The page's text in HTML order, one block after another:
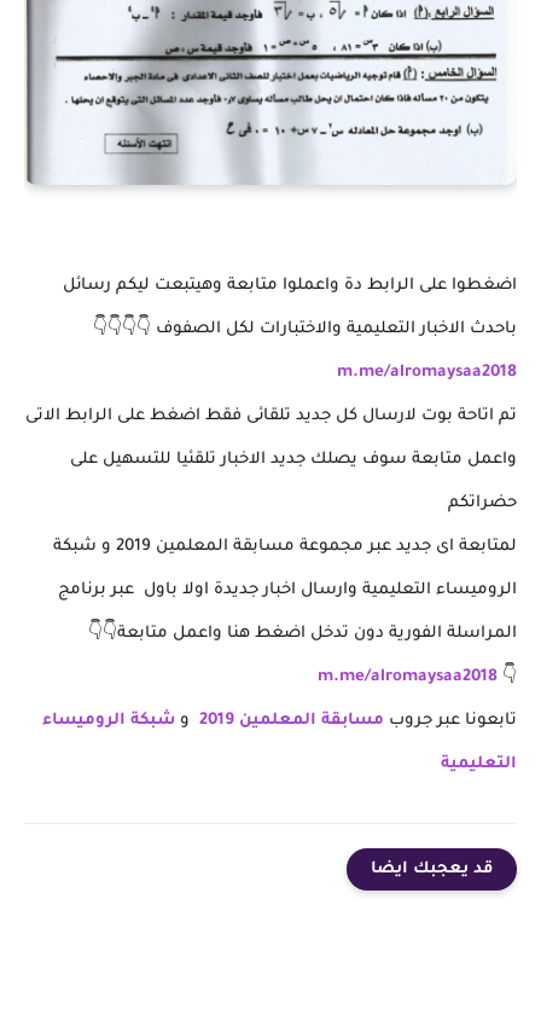
اضغطوا على الرابط دة واعملوا متابعة وهيتبعت ليكم رسائل
باحدث الاخبار التعليمية والاختبارات لكل الصفوف 👇👇👇👇
m.me/alromaysaa2018
تم اتاحة بوت لارسال كل جديد تلقائى فقط اضغط على الرابط الاتى
واعمل متابعة سوف يصلك جديد الاخبار تلقئيا للتسهيل على
حضراتكم
لمتابعة اى جديد عبر مجموعة مسابقة المعلمين 2019 و شبكة
الروميساء التعليمية وارسال اخبار جديدة اولا باول عبر برنامج
المراسلة الفورية دون تدخل اضغط هنا واعمل متابعة👇👇
👇
m.me/alromaysaa2018
تابعونا عبر جروب مسابقة المعلمين 2019 و شبكة الروميساء
التعليمية
قد يعجبك ايضا